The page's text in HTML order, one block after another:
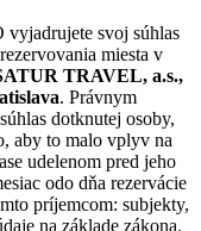
svoj súhlas
miesta v
TRAVEL, a.s.,
. Právnym
dotknutej osoby,
aby to malo vplyv na
udelenom pred jeho
odo dňa rezervácie
príjemcom: subjekty,
na základe zákona.